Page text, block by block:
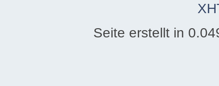
Seite erstellt in